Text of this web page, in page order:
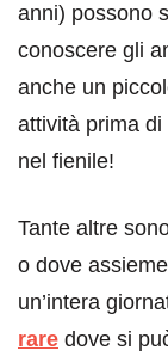
anni) possono
conoscere gli
anche un
attività prima
nel fienile!
Tante altre
o dove
un’intera
rare dove si